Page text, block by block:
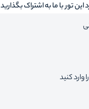
این تور با ما به اشتراک بگذارید